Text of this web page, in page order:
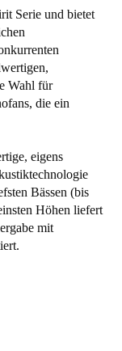
Serie und bietet
Wahl für
die ein
eigens
Bässen (bis
Höhen liefert
mit